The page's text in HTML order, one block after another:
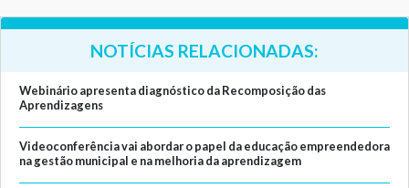
NOTÍCIAS RELACIONADAS:
Webinário apresenta diagnóstico da Recomposição das
Aprendizagens
Videoconferência vai abordar o papel da educação empreendedora
na gestão municipal e na melhoria da aprendizagem